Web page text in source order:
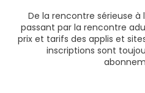
De la rencontre sérieuse
passant par la rencontre
prix et tarifs des applis et
inscriptions sont